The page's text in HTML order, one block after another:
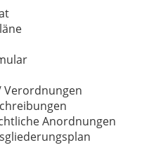
Verordnungen
Anordnungen